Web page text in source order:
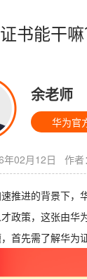
书能干
余老师
华为官
年02月12日 作者：
推进的背景下，
政策，这张由华
首先需了解华为